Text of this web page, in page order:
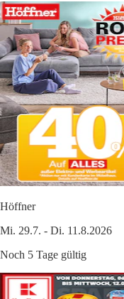
Höffner
Mi. 29.7. - Di. 11.8.2026
Noch 5 Tage gültig